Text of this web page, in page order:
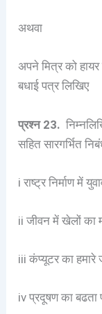
अथवा
अपने मित्र को हायर
बधाई पत्र लिखिए
प्रश्न 23.
सहित सारगर्भित
i राष्ट्र निर्माण में
ii जीवन में खेलों का
iii कंप्यूटर का हमारे
iv प्रदूषण का बढता